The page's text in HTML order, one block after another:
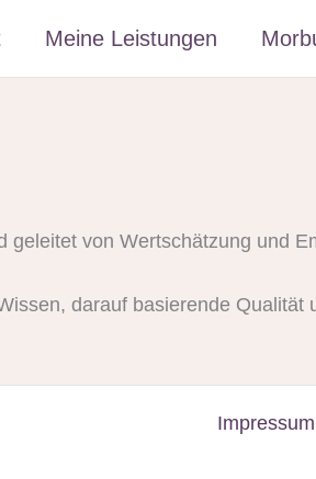
Meine Leistungen
geleitet von Wertschätzung und
darauf basierende
Impressum